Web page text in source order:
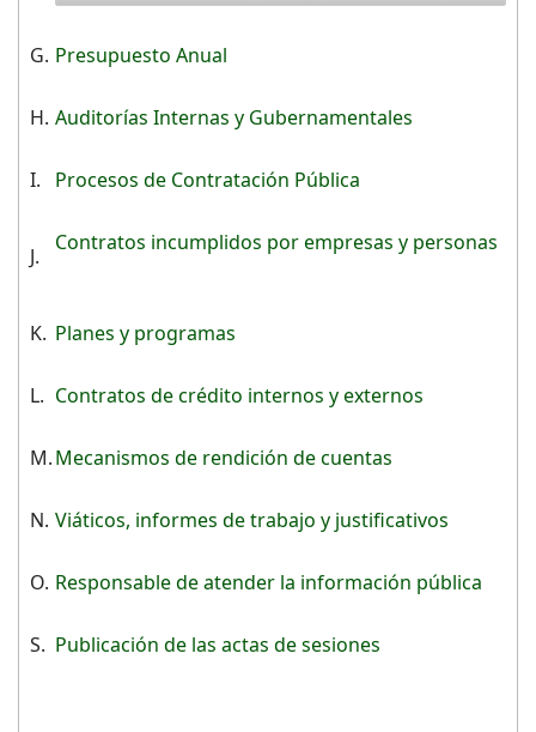
G. Presupuesto Anual
H. Auditorías Internas y Gubernamentales
I. Procesos de Contratación Pública
J.
Contratos incumplidos por empresas y personas
K. Planes y programas
L. Contratos de crédito internos y externos
M.Mecanismos de rendición de cuentas
N. Viáticos, informes de trabajo y justificativos
O. Responsable de atender la información pública
S. Publicación de las actas de sesiones